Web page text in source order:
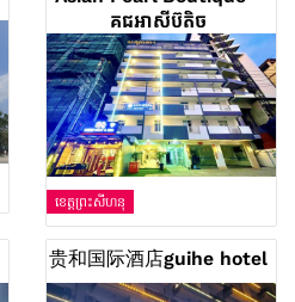
គុជអាសុីប៊ូតិច
ខេត្តព្រះសីហនុ
贵和国际酒店guihe hotel